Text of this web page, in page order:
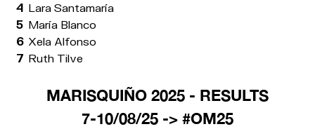
4 Lara Santamaría
5 María Blanco
6 Xela Alfonso
7 Ruth Tilve
MARISQUIÑO 2025 - RESULTS
7-10/08/25 -> #OM25